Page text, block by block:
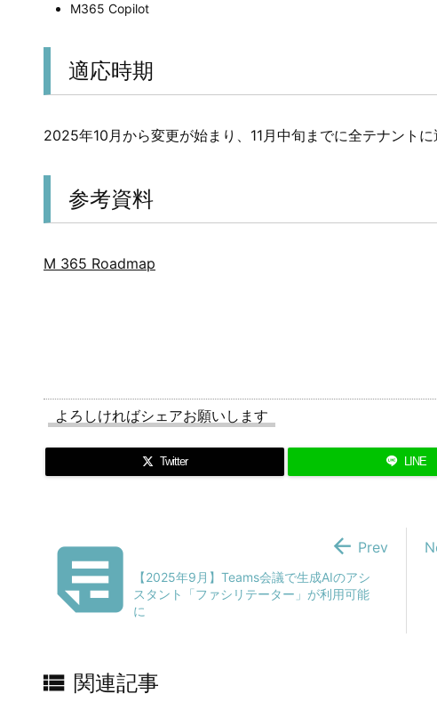
M365 Copilot
適応時期
2025年10月から変更が始まり、11月中旬までに全テナントに
参考資料
M 365 Roadmap
よろしければシェアお願いします
Twitter LINE
 【2025年9月】Teams会議で生成AIのアシ
スタント「ファシリテーター」が利用可能
に
 Prev
 関連記事